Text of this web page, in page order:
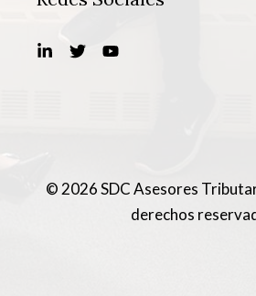
© 2026 SDC Asesores
derechos